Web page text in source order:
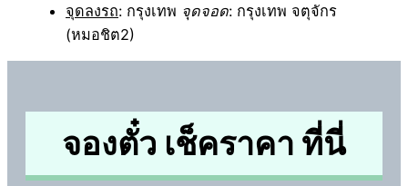
จุดลงรถ: กรุงเทพ จุดจอด: กรุงเทพ จตุจักร
(หมอชิต2)
จองตั๋ว เช็คราคา ที่นี่